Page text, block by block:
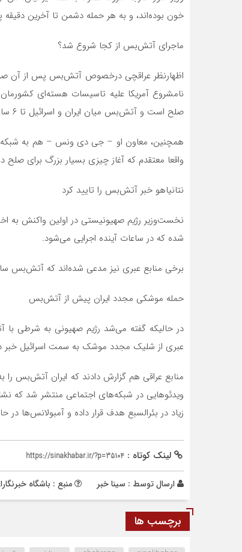
خون بوده‌اند، و به هر حمله دشمن تا آخرین دقیقه
ماجرای آتش‌بس از کجا شروع شد؟
اظهارنظر عراقچی درخصوص آتش‌بس پس از آن
نامشروع آمریکا علیه تاسیسات هسته‌ای
صلح است و آتش‌بس میان ایران و اسرائیل تا ۶ ساعت دیگر اجرایی می‌شود.
واقعا معتقدم که آغاز چیزی بسیار بزرگ برای صلح
نتانیاهو خبر آتش‌بس را تایید کرد
نخست‌وزیر رژیم صهیونیستی در اولین واکنش به
شده که در ساعات آینده اجرایی می‌شود.
برخی منابع عبری نیز مدعی شده‌اند که آتش‌بس ساعت ۷ به وقت اسرائیل (۷:۳۰ به وقت ایران)
حمله موشکی مجدد ایران پیش از آتش‌بس
در حالیکه گفته می‌شد رژیم صهیونی به شرطی با
عبری از شلیک مجدد موشک به سمت اسرائیل خبر
منابع عراقی هم گزارش دادند که ایران آتش‌بس را
ویدئوهایی در شبکه‌های اجتماعی منتشر شد که
زیاد در بئرالسبع هدف قرار داده و آمبولانس‌ها
لینک کوتاه : https://sinakhabar.ir/?p=35104
ارسال توسط : سینا خبر منبع : باشگاه
برچسب ها